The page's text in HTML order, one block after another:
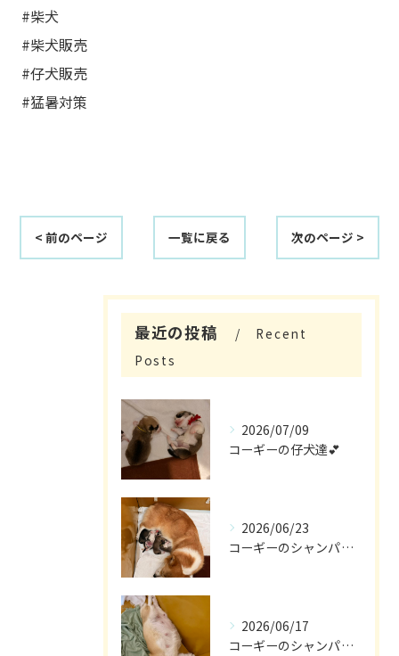
#柴犬
#柴犬販売
#仔犬販売
#猛暑対策
< 前のページ 一覧に戻る 次のページ >
最近の投稿
Recent
Posts
2026/07/09
コーギーの仔犬達💕
2026/06/23
コーギーのシャンパン🎵
2026/06/17
コーギーのシャンパン🥂